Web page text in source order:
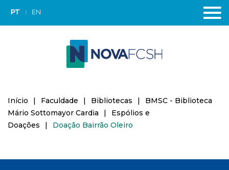
PT EN
Início | Faculdade | Bibliotecas |
BMSC - Biblioteca
Mário Sottomayor Cardia
|
Espólios e
Doações
| Doação Bairrão Oleiro